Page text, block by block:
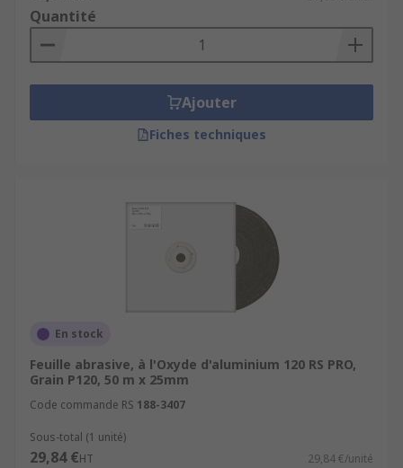
Quantité
Ajouter
Fiches techniques
En stock
Feuille abrasive, à l'Oxyde d'aluminium 120 RS PRO,
Grain P120, 50 m x 25mm
Code commande RS 188-3407
Sous-total (1 unité)
29,84 €HT 29,84 €/unité